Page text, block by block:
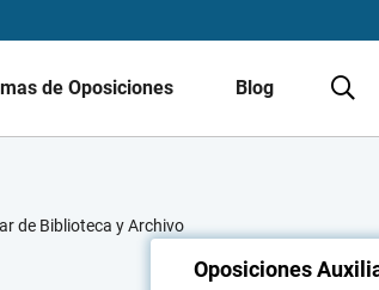
de Oposiciones Blog
de Biblioteca y Archivo
Oposiciones